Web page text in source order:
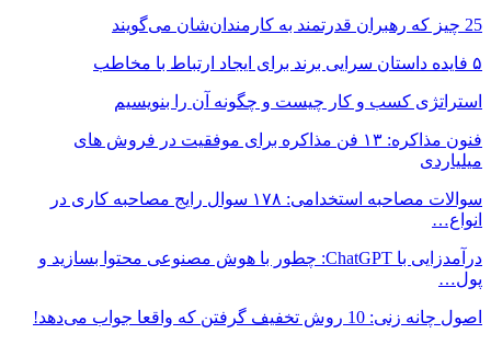
25 چیز که رهبران قدرتمند به کارمندان‌شان می‌گویند
۵ فایده داستان سرایی برند برای ایجاد ارتباط با مخاطب
استراتژی کسب و کار چیست و چگونه آن را بنویسیم
فنون مذاکره: ۱۳ فن مذاکره برای موفقیت در فروش های
میلیاردی
سوالات مصاحبه استخدامی: ۱۷۸ سوال رایج مصاحبه کاری در
انواع…
درآمدزایی با ChatGPT: چطور با هوش مصنوعی محتوا بسازید و
پول…
اصول چانه زنی: 10 روش تخفیف گرفتن که واقعا جواب می‌دهد!